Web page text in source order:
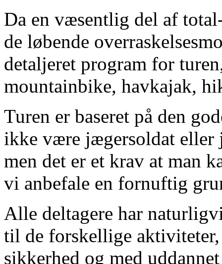
Da en væsentlig del af
de løbende
detaljeret program for
mountainbike, havkajak,
Turen er baseret på den
ikke være jægersoldat eller
men det er et krav at man
vi anbefale en fornuftig
Alle deltagere har
til de forskellige
sikkerhed og med